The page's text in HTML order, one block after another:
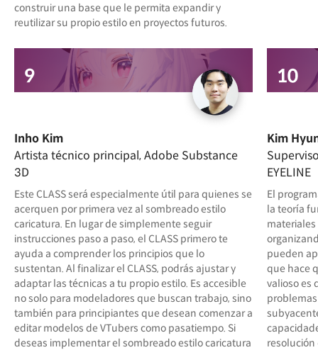
construir una base que le permita expandir y
reutilizar su propio estilo en proyectos futuros.
Inho Kim
Artista técnico principal, Adobe Substance
3D
Este CLASS será especialmente útil para quienes se
acerquen por primera vez al sombreado estilo
caricatura. En lugar de simplemente seguir
instrucciones paso a paso, el CLASS primero te
ayuda a comprender los principios que lo
sustentan. Al finalizar el CLASS, podrás ajustar y
adaptar las técnicas a tu propio estilo. Es accesible
no solo para modeladores que buscan trabajo, sino
también para principiantes que desean comenzar a
editar modelos de VTubers como pasatiempo. Si
deseas implementar el sombreado estilo caricatura
Kim
EYELINE
El
la teoría
materiales
pueden
que hace
valioso es